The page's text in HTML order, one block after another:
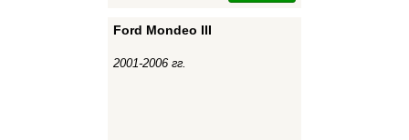
Ford Mondeo III
2001-2006 гг.